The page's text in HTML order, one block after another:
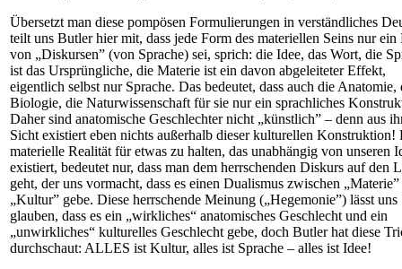
Übersetzt man diese pompösen Formulierungen in verständliches
teilt uns Butler hier mit, dass jede Form des materiellen Seins nur
von „Diskursen” (von Sprache) sei, sprich: die Idee, das Wort, die
ist das Ursprüngliche, die Materie ist ein davon abgeleiteter Effekt,
eigentlich selbst nur Sprache. Das bedeutet, dass auch die Anatomie,
Biologie, die Naturwissenschaft für sie nur ein sprachliches
Daher sind anatomische Geschlechter nicht „künstlich” – denn aus
Sicht existiert eben nichts außerhalb dieser kulturellen Konstruktion!
materielle Realität für etwas zu halten, das unabhängig von unseren
existiert, bedeutet nur, dass man dem herrschenden Diskurs auf den
geht, der uns vormacht, dass es einen Dualismus zwischen
„Kultur” gebe. Diese herrschende Meinung („Hegemonie”) lässt uns
glauben, dass es ein „wirkliches“ anatomisches Geschlecht und ein
„unwirkliches“ kulturelles Geschlecht gebe, doch Butler hat diese
durchschaut: ALLES ist Kultur, alles ist Sprache – alles ist Idee!